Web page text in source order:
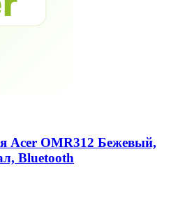
Acer OMR312 Бежевый,
Bluetooth